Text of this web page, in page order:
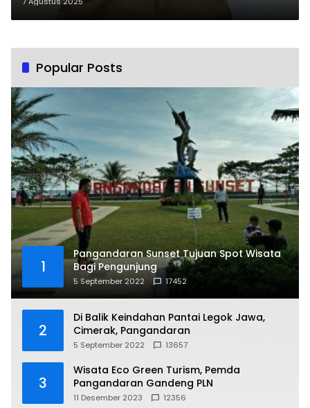
Popular Posts
1
Pangandaran Sunset Tujuan Spot Wisata
Bagi Pengunjung
5 September 2022 17452
2
Di Balik Keindahan Pantai Legok Jawa,
Cimerak, Pangandaran
5 September 2022 13657
3
Wisata Eco Green Turism, Pemda
Pangandaran Gandeng PLN
11 Desember 2023 12356